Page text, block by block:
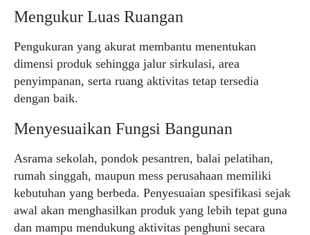
Mengukur Luas Ruangan
Pengukuran yang akurat membantu menentukan
dimensi produk sehingga jalur sirkulasi, area
penyimpanan, serta ruang aktivitas tetap tersedia
dengan baik.
Menyesuaikan Fungsi Bangunan
Asrama sekolah, pondok pesantren, balai pelatihan,
rumah singgah, maupun mess perusahaan memiliki
kebutuhan yang berbeda. Penyesuaian spesifikasi sejak
awal akan menghasilkan produk yang lebih tepat guna
dan mampu mendukung aktivitas penghuni secara